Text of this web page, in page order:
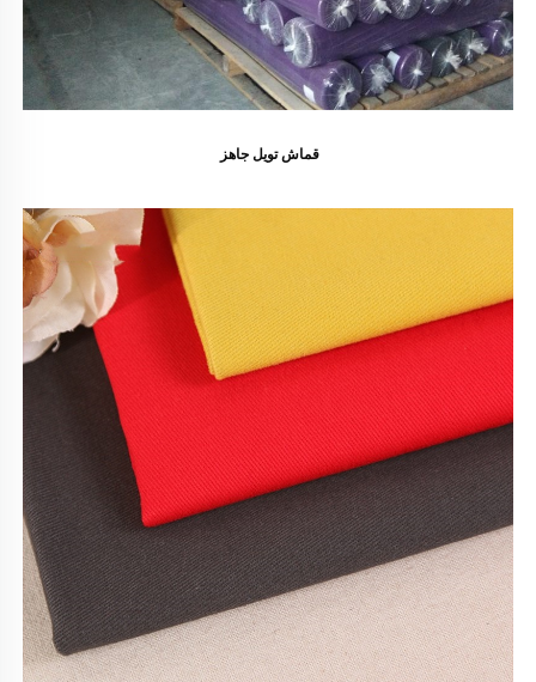
قماش تويل جاهز